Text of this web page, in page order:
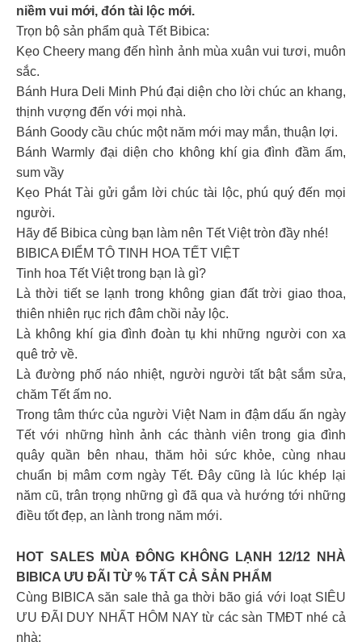
niềm vui mới, đón tài lộc mới.
Trọn bộ sản phẩm quà Tết Bibica:
Kẹo Cheery mang đến hình ảnh mùa xuân vui tươi, muôn
sắc.
Bánh Hura Deli Minh Phú đại diện cho lời chúc an khang,
thịnh vượng đến với mọi nhà.
Bánh Goody cầu chúc một năm mới may mắn, thuận lợi.
Bánh Warmly đại diện cho không khí gia đình đầm ấm,
sum vầy
Kẹo Phát Tài gửi gắm lời chúc tài lộc, phú quý đến mọi
người.
Hãy để Bibica cùng bạn làm nên Tết Việt tròn đầy nhé!
BIBICA ĐIỂM TÔ TINH HOA TẾT VIỆT
Tinh hoa Tết Việt trong bạn là gì?
Là thời tiết se lạnh trong không gian đất trời giao thoa,
thiên nhiên rục rịch đâm chồi nảy lộc.
Là không khí gia đình đoàn tụ khi những người con xa
quê trở về.
Là đường phố náo nhiệt, người người tất bật sắm sửa,
chăm Tết ấm no.
Trong tâm thức của người Việt Nam in đậm dấu ấn ngày
Tết với những hình ảnh các thành viên trong gia đình
quây quần bên nhau, thăm hỏi sức khỏe, cùng nhau
chuẩn bị mâm cơm ngày Tết. Đây cũng là lúc khép lại
năm cũ, trân trọng những gì đã qua và hướng tới những
điều tốt đẹp, an lành trong năm mới.
HOT SALES MÙA ĐÔNG KHÔNG LẠNH 12/12 NHÀ
BIBICA ƯU ĐÃI TỪ % TẤT CẢ SẢN PHẨM
Cùng BIBICA săn sale thả ga thời bão giá với loạt SIÊU
ƯU ĐÃI DUY NHẤT HÔM NAY từ các sàn TMĐT nhé cả
nhà: